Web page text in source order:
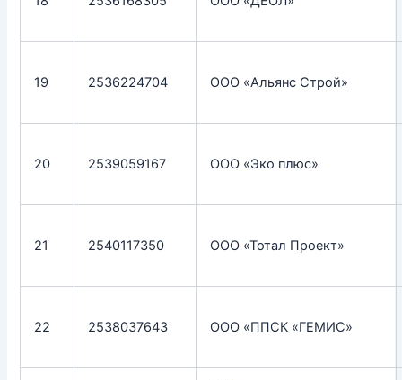
19 2536224704 ООО «Альянс Строй»
20 2539059167 ООО «Эко плюс»
21 2540117350 ООО «Тотал Проект»
22 2538037643 ООО «ППСК «ГЕМИС»